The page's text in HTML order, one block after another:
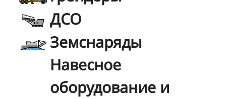
ДСО
Земснаряды
Навесное
оборудование и